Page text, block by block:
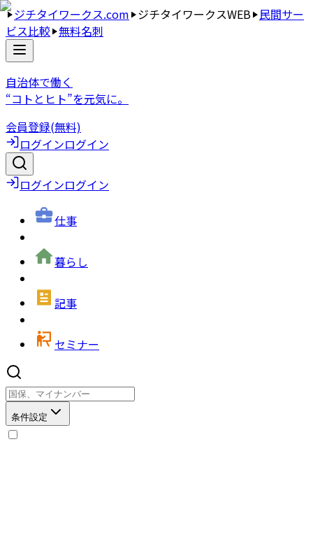
ジチタイワークス.com ジチタイワークスWEB 民間サー
ビス比較 無料名刺
自治体で働く
“コトとヒト”を元気に。
会員登録(無料)
ログインログイン
ログインログイン
仕事
暮らし
記事
セミナー
条件設定